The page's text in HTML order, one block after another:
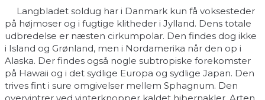
Langbladet soldug har i Danmark kun få voksesteder
på højmoser og i fugtige klitheder i Jylland. Dens totale
udbredelse er næsten cirkumpolar. Den findes dog ikke
i Island og Grønland, men i Nordamerika når den op i
Alaska. Der findes også nogle subtropiske forekomster
på Hawaii og i det sydlige Europa og sydlige Japan. Den
trives fint i sure omgivelser mellem Sphagnum. Den